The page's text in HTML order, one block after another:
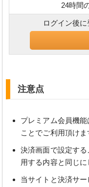
24時間
ログイン後に
注意点
プレミアム会員機
ことでご利用頂けま
決済画面で設定す
用する内容と同じに
当サイトと決済サ